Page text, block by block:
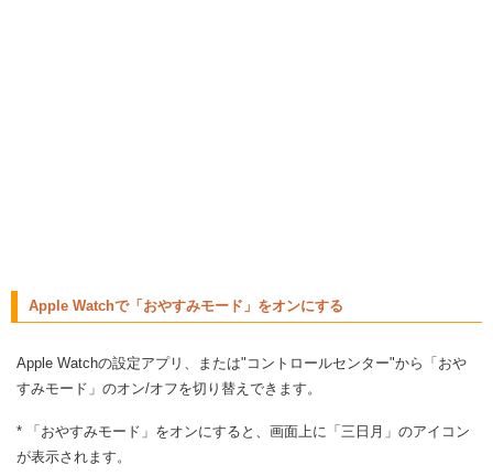
Apple Watchで「おやすみモード」をオンにする
Apple Watchの設定アプリ、または"コントロールセンター"から「おや
すみモード」のオン/オフを切り替えできます。
* 「おやすみモード」をオンにすると、画面上に「三日月」のアイコン
が表示されます。